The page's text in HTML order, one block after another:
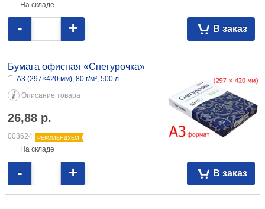
На складе
В заказ
- +
Бумага офисная «Снегурочка»
А3 (297×420 мм), 80 г/м², 500 л.
Описание товара
26,88 р.
003624 РЕКОМЕНДУЕМ
На складе
В заказ
- +